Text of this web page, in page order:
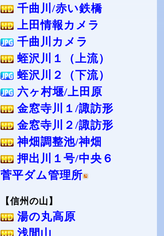
千曲川/赤い鉄橋
上田情報カメラ
千曲川カメラ
蛭沢川１（上流）
蛭沢川２（下流）
六ヶ村堰/上田原
金窓寺川１/諏訪形
金窓寺川２/諏訪形
神畑調整池/神畑
押出川１号/中央６
菅平ダム管理所
【信州の山】
湯の丸高原
浅間山